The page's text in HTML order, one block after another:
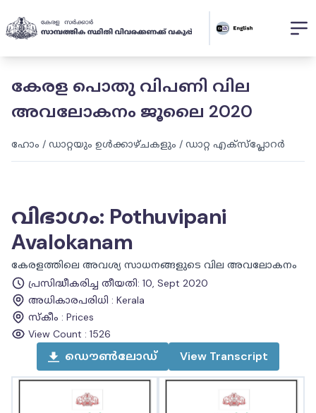
കേരള പൊതു വിപണി വില
അവലോകനം ജൂലൈ 2020
ഹോം / ഡാറ്റയും ഉൾക്കാഴ്ചകളും / ഡാറ്റ എക്സ്പ്ലോറർ
വിഭാഗം: Pothuvipani
Avalokanam
കേരളത്തിലെ അവശ്യ സാധനങ്ങളുടെ വില അവലോകനം
പ്രസിദ്ധീകരിച്ച തീയതി: 10, Sept 2020
അധികാരപരിധി : Kerala
സ്കീം : Prices
View Count : 1526
ഡൌൺലോഡ് View Transcript